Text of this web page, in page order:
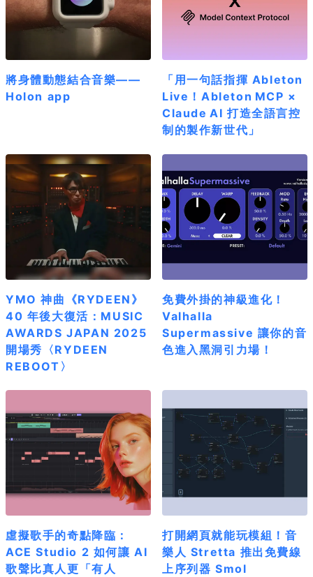
將身體動態結合音樂——
Holon app
「用一句話指揮 Ableton
Live！Ableton MCP ×
Claude AI 打造全語言控
制的製作新世代」
YMO 神曲《RYDEEN》
40 年後大復活：MUSIC
AWARDS JAPAN 2025
開場秀〈RYDEEN
REBOOT〉
免費外掛的神級進化！
Valhalla
Supermassive 讓你的音
色進入黑洞引力場！
虛擬歌手的奇點降臨：
ACE Studio 2 如何讓 AI
歌聲比真人更「有人
打開網頁就能玩模組！音
樂人 Stretta 推出免費線
上序列器 Smol